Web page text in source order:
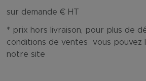
sur demande€ HT
* prix hors livraison, pour plus de
conditions de ventes vous pouvez
notre site